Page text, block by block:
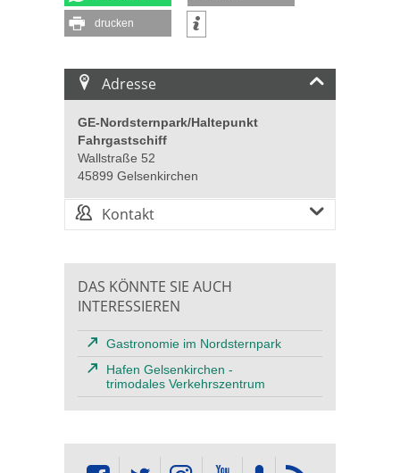
drucken
Adresse
GE-Nordsternpark/Haltepunkt
Fahrgastschiff
Wallstraße 52
45899 Gelsenkirchen
Kontakt
DAS KÖNNTE SIE AUCH
INTERESSIEREN
Gastronomie im Nordsternpark
Hafen Gelsenkirchen -
trimodales Verkehrszentrum